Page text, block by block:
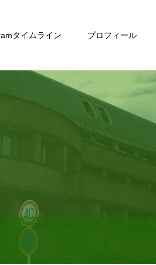
タイムライン プロフィール